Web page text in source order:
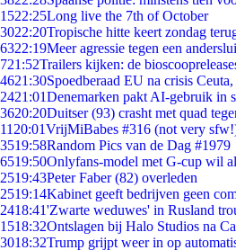
1522:25Long live the 7th of October
3022:20Tropische hitte keert zondag
6322:19Meer agressie tegen een
721:52Trailers kijken: de
4621:30Spoedberaad EU na crisis
2421:01Denemarken pakt AI-gebruik in
3620:20Duitser (93) crasht met quad
11 20:01VrijMiBabes #316 (not very
3519:58Random Pics van de Dag #1979
6519:50Onlyfans-model met G-cup wil
2519:43Peter Faber (82) overleden
2519:14Kabinet geeft bedrijven geen
2418:41'Zwarte weduwes' in Rusland
1518:32Ontslagen bij Halo Studios na
3018:32Trump grijpt weer in op